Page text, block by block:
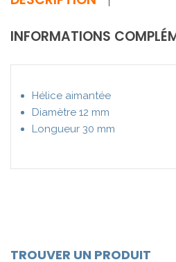
INFORMATIONS
Hélice aimantée
Diamètre 12 mm
Longueur 30 mm
TROUVER UN PRODUIT